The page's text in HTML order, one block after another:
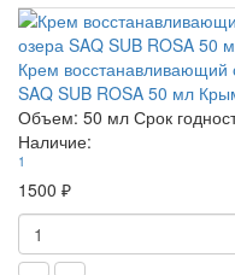
Крем восстанавливающий
SAQ SUB ROSA 50 мл
Объем: 50 мл Срок
Наличие:
1
1500 ₽